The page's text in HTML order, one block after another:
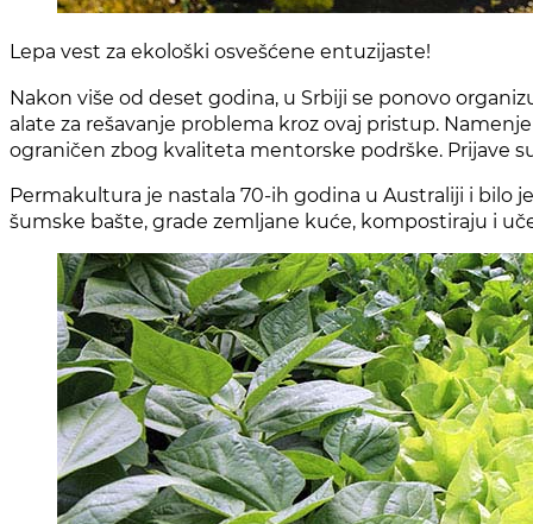
Lepa vest za ekološki osvešćene entuzijaste!
Nakon više od deset godina, u Srbiji se ponovo
alate za rešavanje problema kroz ovaj pristup.
ograničen zbog kvaliteta mentorske podrške. Prijave
Permakultura je nastala 70-ih godina u Australiji i bilo
šumske bašte, grade zemljane kuće, kompostiraju i